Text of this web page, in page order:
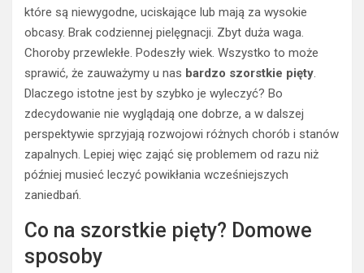
które są niewygodne, uciskające lub mają za wysokie
obcasy. Brak codziennej pielęgnacji. Zbyt duża waga.
Choroby przewlekłe. Podeszły wiek. Wszystko to może
sprawić, że zauważymy u nas bardzo szorstkie pięty.
Dlaczego istotne jest by szybko je wyleczyć? Bo
zdecydowanie nie wyglądają one dobrze, a w dalszej
perspektywie sprzyjają rozwojowi różnych chorób i stanów
zapalnych. Lepiej więc zająć się problemem od razu niż
później musieć leczyć powikłania wcześniejszych
zaniedbań.
Co na szorstkie pięty? Domowe
sposoby